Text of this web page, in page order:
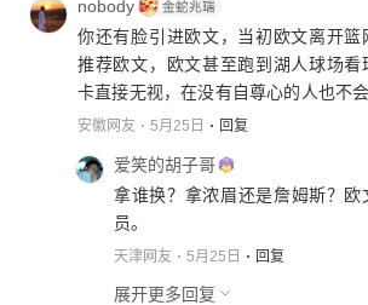
nobody
你还有脸引进欧文，当初欧文离开篮
推荐欧文，欧文甚至跑到湖人球场看
卡直接无视，在没有自尊心的人也不
安徽网友 5月25日 回复
爱笑的胡子哥
拿谁换？拿浓眉还是詹姆斯？欧
员。
天津网友 5月25日 回复
展开更多回复